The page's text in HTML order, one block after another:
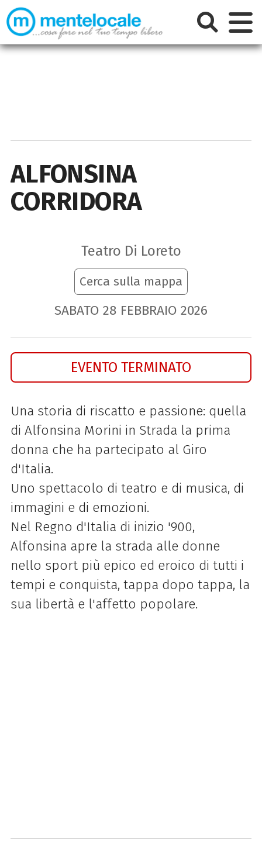
ALFONSINA
CORRIDORA
Teatro Di Loreto
Cerca sulla mappa
SABATO 28 FEBBRAIO 2026
EVENTO TERMINATO
Una storia di riscatto e passione: quella
di Alfonsina Morini in Strada la prima
donna che ha partecipato al Giro
d'Italia.
Uno spettacolo di teatro e di musica, di
immagini e di emozioni.
Nel Regno d'Italia di inizio '900,
Alfonsina apre la strada alle donne
nello sport più epico ed eroico di tutti i
tempi e conquista, tappa dopo tappa, la
sua libertà e l'affetto popolare.